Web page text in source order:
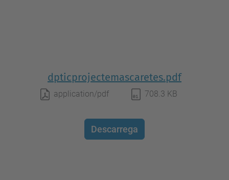
dpticprojectemascaretes.pdf
application/pdf 708.3 KB
Descarrega